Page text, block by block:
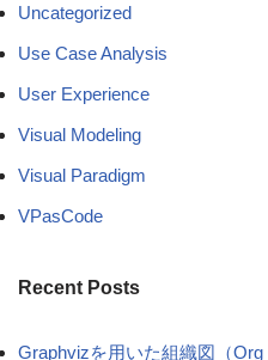
Uncategorized
Use Case Analysis
User Experience
Visual Modeling
Visual Paradigm
VPasCode
Recent Posts
Graphvizを用いた組織図（